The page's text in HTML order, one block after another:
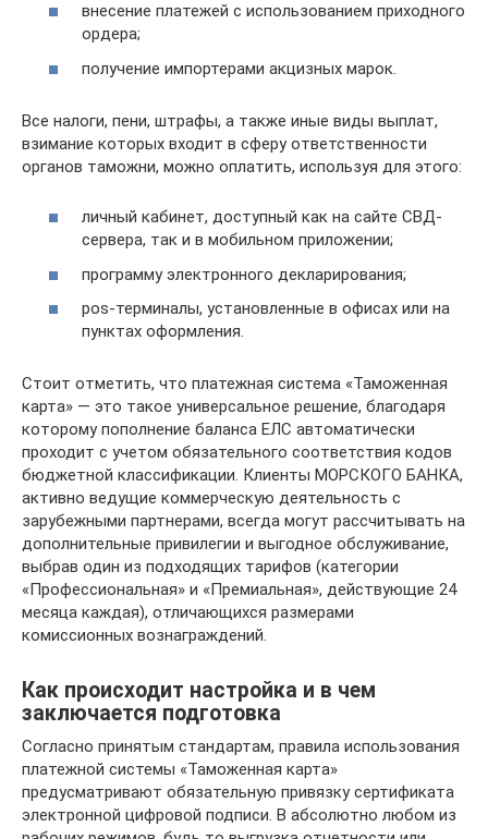
внесение платежей с использованием приходного
ордера;
получение импортерами акцизных марок.
Все налоги, пени, штрафы, а также иные виды выплат,
взимание которых входит в сферу ответственности
органов таможни, можно оплатить, используя для этого:
личный кабинет, доступный как на сайте СВД-
сервера, так и в мобильном приложении;
программу электронного декларирования;
pos-терминалы, установленные в офисах или на
пунктах оформления.
Стоит отметить, что платежная система «Таможенная
карта» — это такое универсальное решение, благодаря
которому пополнение баланса ЕЛС автоматически
проходит с учетом обязательного соответствия кодов
бюджетной классификации. Клиенты МОРСКОГО БАНКА,
активно ведущие коммерческую деятельность с
зарубежными партнерами, всегда могут рассчитывать на
дополнительные привилегии и выгодное обслуживание,
выбрав один из подходящих тарифов (категории
«Профессиональная» и «Премиальная», действующие 24
месяца каждая), отличающихся размерами
комиссионных вознаграждений.
Как происходит настройка и в чем
заключается подготовка
Согласно принятым стандартам, правила использования
платежной системы «Таможенная карта»
предусматривают обязательную привязку сертификата
электронной цифровой подписи. В абсолютно любом из